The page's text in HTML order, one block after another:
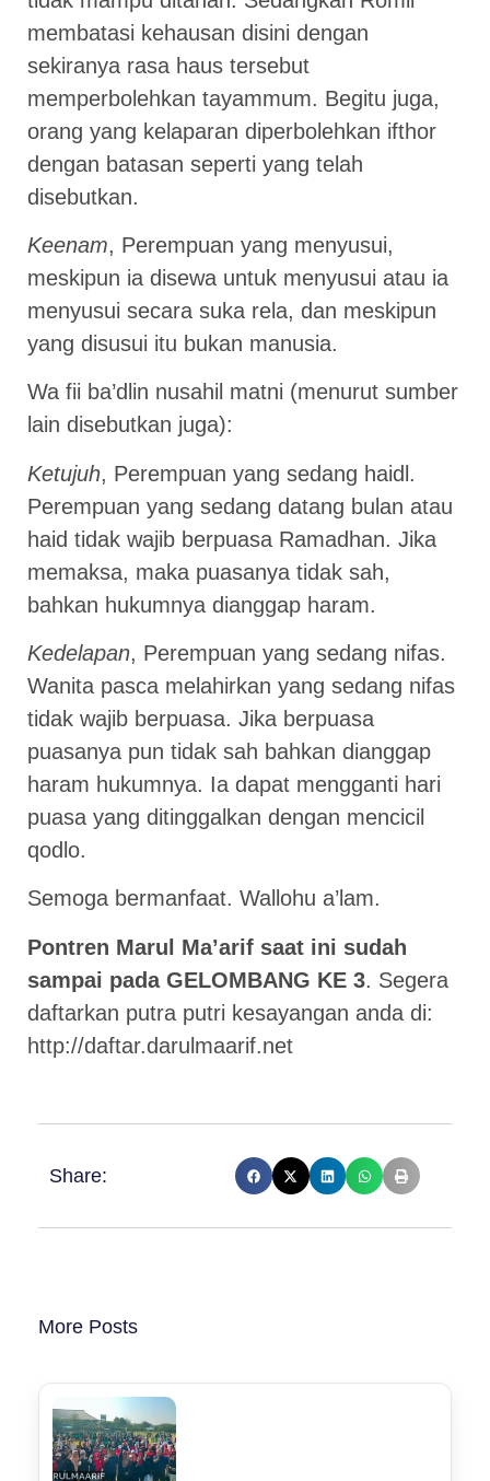
membatasi kehausan disini dengan
sekiranya rasa haus tersebut
memperbolehkan tayammum. Begitu juga,
orang yang kelaparan diperbolehkan ifthor
dengan batasan seperti yang telah
disebutkan.
Keenam, Perempuan yang menyusui,
meskipun ia disewa untuk menyusui atau ia
menyusui secara suka rela, dan meskipun
yang disusui itu bukan manusia.
Wa fii ba’dlin nusahil matni (menurut sumber
lain disebutkan juga):
Ketujuh, Perempuan yang sedang haidl.
Perempuan yang sedang datang bulan atau
haid tidak wajib berpuasa Ramadhan. Jika
memaksa, maka puasanya tidak sah,
bahkan hukumnya dianggap haram.
Kedelapan, Perempuan yang sedang nifas.
Wanita pasca melahirkan yang sedang nifas
tidak wajib berpuasa. Jika berpuasa
puasanya pun tidak sah bahkan dianggap
haram hukumnya. Ia dapat mengganti hari
puasa yang ditinggalkan dengan mencicil
qodlo.
Semoga bermanfaat. Wallohu a’lam.
Pontren Marul Ma’arif saat ini sudah
sampai pada GELOMBANG KE 3. Segera
daftarkan putra putri kesayangan anda di:
http://daftar.darulmaarif.net
Share:
More Posts